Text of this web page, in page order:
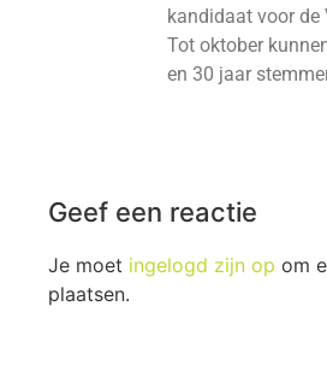
kandidaat voor de
Tot oktober
en 30 jaar
Geef een reactie
Je moet ingelogd zijn op om
plaatsen.